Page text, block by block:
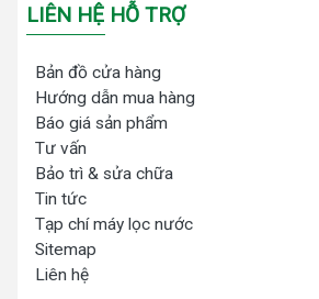
LIÊN HỆ HỖ TRỢ
Bản đồ cửa hàng
Hướng dẫn mua hàng
Báo giá sản phẩm
Tư vấn
Bảo trì & sửa chữa
Tin tức
Tạp chí máy lọc nước
Sitemap
Liên hệ